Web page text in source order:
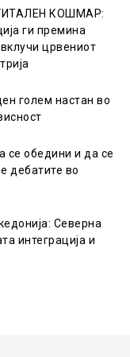
КОШМАР:
ги премина
црвениот
голем настан во
обедини и да се
дебатите во
Северна
интеграција и